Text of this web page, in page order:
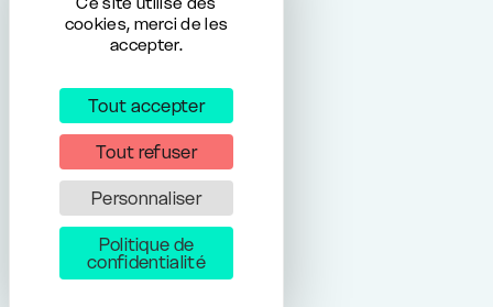
cookies, merci de les
accepter.
Tout accepter
Tout refuser
Personnaliser
Politique de
confidentialité